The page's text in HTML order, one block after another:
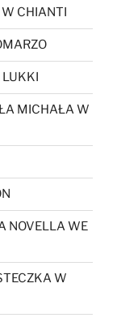
CHIANTI
LUKKI
MICHAŁA W
NOVELLA WE
W